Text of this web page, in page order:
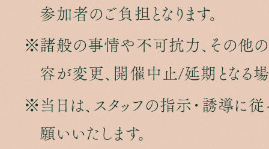
参加者のご負担となります。
諸般の事情や不可抗力、その他の
容が変更、開催中止/延期となる場
当日は、スタッフの指示・誘導に従
願いいたします。